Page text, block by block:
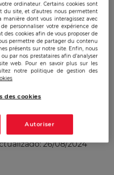
26/08/2024
ordinateur. Certains cookies sont
du site, et d’autres nous permettent
dont vous interagissez avec
personnaliser votre expérience de
des cookies afin de vous proposer de
permettre de partager du contenu
présents sur notre site. Enfin, nous
par nos prestataires afin d’analyser
web. Pour en savoir plus sur les
notre politique de gestion des
des cookies
Autoriser